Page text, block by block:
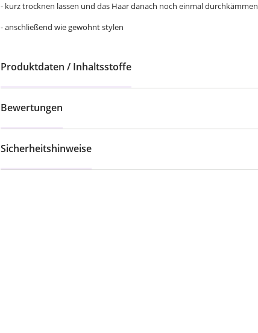
- kurz trocknen lassen und das Haar danach noch einmal durchkämmen
- anschließend wie gewohnt stylen
Produktdaten / Inhaltsstoffe
Bewertungen
Sicherheitshinweise